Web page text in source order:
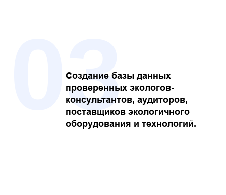
.
Создание базы данных
проверенных экологов-
консультантов, аудиторов,
поставщиков экологичного
оборудования и технологий.
03